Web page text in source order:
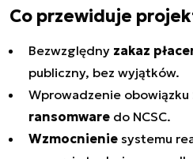
Co przewiduje
Bezwzględny zakaz
publiczny, bez wyjątków.
Wprowadzenie obowiązku
ransomware do NCSC.
Wzmocnienie systemu